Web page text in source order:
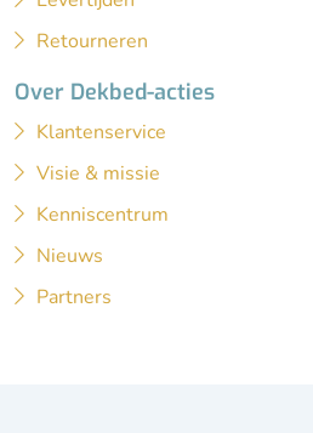
Retourneren
Over Dekbed-acties
Klantenservice
Visie & missie
Kenniscentrum
Nieuws
Partners